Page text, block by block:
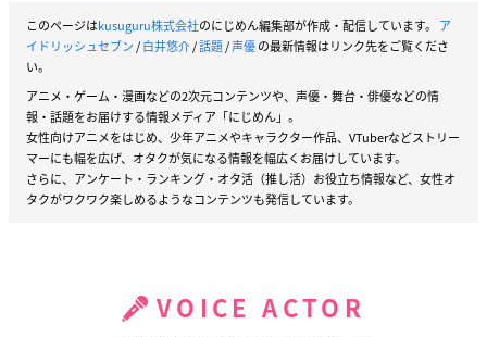
このページはkusuguru株式会社のにじめん編集部が作成・配信しています。 ア
イドリッシュセブン/白井悠介/話題/声優の最新情報はリンク先をご覧くださ
い。
アニメ・ゲーム・漫画などの2次元コンテンツや、声優・舞台・俳優などの情
報・話題をお届けする情報メディア「にじめん」。
女性向けアニメをはじめ、少年アニメやキャラクター作品、VTuberなどストリー
マーにも幅を広げ、オタクが気になる情報を幅広くお届けしています。
さらに、アンケート・ランキング・オタ活（推し活）お役立ち情報など、女性オ
タクがワクワク楽しめるようなコンテンツも発信しています。
VOICE ACTOR